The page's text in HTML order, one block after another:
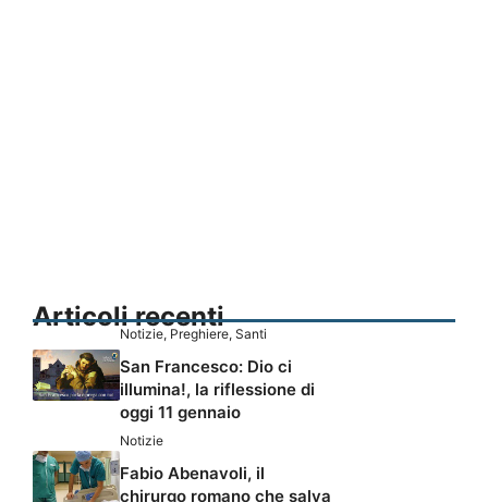
Articoli recenti
Notizie, Preghiere, Santi
San Francesco: Dio ci
illumina!, la riflessione di
oggi 11 gennaio
Notizie
Fabio Abenavoli, il
chirurgo romano che salva